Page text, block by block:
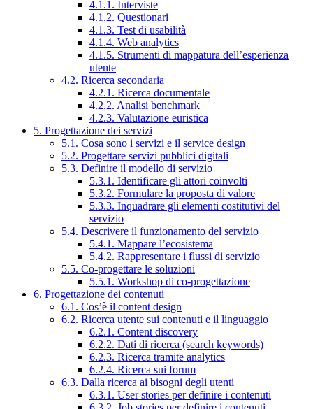
4.1.1. Interviste
4.1.2. Questionari
4.1.3. Test di usabilità
4.1.4. Web analytics
4.1.5. Strumenti di mappatura dell’esperienza
utente
4.2. Ricerca secondaria
4.2.1. Ricerca documentale
4.2.2. Analisi benchmark
4.2.3. Valutazione euristica
5. Progettazione dei servizi
5.1. Cosa sono i servizi e il service design
5.2. Progettare servizi pubblici digitali
5.3. Definire il modello di servizio
5.3.1. Identificare gli attori coinvolti
5.3.2. Formulare la proposta di valore
5.3.3. Inquadrare gli elementi costitutivi del
servizio
5.4. Descrivere il funzionamento del servizio
5.4.1. Mappare l’ecosistema
5.4.2. Rappresentare i flussi di servizio
5.5. Co-progettare le soluzioni
5.5.1. Workshop di co-progettazione
6. Progettazione dei contenuti
6.1. Cos’è il content design
6.2. Ricerca utente sui contenuti e il linguaggio
6.2.1. Content discovery
6.2.2. Dati di ricerca (search keywords)
6.2.3. Ricerca tramite analytics
6.2.4. Ricerca sui forum
6.3. Dalla ricerca ai bisogni degli utenti
6.3.1. User stories per definire i contenuti